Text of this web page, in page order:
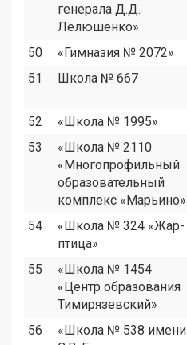
генерала Д.Д.
Лелюшенко»
50 «Гимназия № 2072»
51
Школа № 667
52
«Школа № 1995»
53
«Школа № 2110
«Многопрофильный
образовательный
комплекс «Марьино»
54
«Школа № 324 «Жар-
птица»
55
«Школа № 1454
«Центр образования
Тимирязевский»
56
«Школа № 538 имени